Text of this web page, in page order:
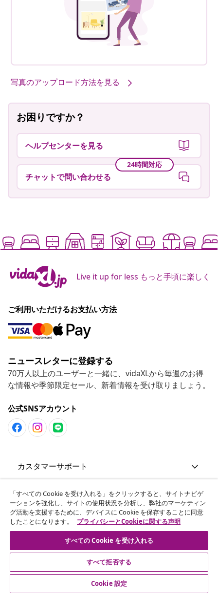
写真のアップロード方法を見る
お困りですか？
ヘルプセンターを見る
24時間対応
チャットで問い合わせる
Live it up for less もっと手頃に楽しく
ご利用いただけるお支払い方法
ニュースレターに登録する
70万人以上のユーザーと一緒に、vidaXLから毎週のお得
な情報や季節限定セール、新着情報を受け取りましょう。
公式SNSアカウント
カスタマーサポート
ビジネス・パートナーシップ
vidaXL
その他の情報
© 2008-2026 vidaXL. 当サイトは、vidaXL合同会社が運営してい
「すべての Cookie を受け入れる」をクリックすると、サイトナビゲ
ーションを強化し、サイトの使用状況を分析し、弊社のマーケティン
グ活動を支援するために、デバイスに Cookie を保存することに同意
したことになります。
プライバシーとCookieに関する声明
すべての Cookie を受け入れる
すべて拒否する
Cookie 設定